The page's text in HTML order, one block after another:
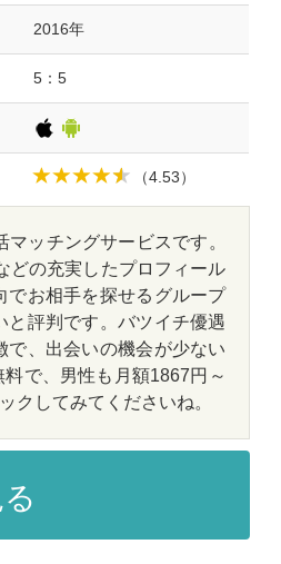
2016年
5：5
（4.53）
ッチングサービスです。
どの充実したプロフィール
でお相手を探せるグループ
評判です。バツイチ優遇
、出会いの機会が少ない
で、男性も月額1867円～
クしてみてくださいね。